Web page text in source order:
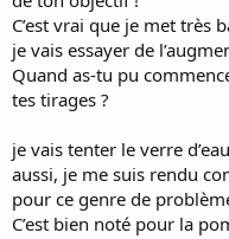
soulage.
Pour le muguet... j'ai eu
a cause des douleurs..j'ai
par la gyneco sur plusieurs
allaitement, qui favorisent
Ça a bien aidé.
C’est vrai que je met très
je vais essayer de
Quand as-tu pu
tes tirages ?
je vais tenter le verre
aussi, je me suis rendu
pour ce genre de
C’est bien noté pour la